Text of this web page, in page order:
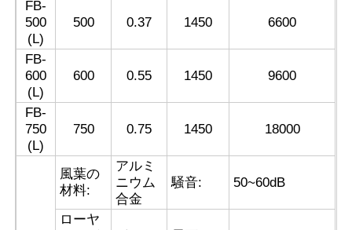
FB-
500
(L)
500 0.37 1450 6600
FB-
600
(L)
600 0.55 1450 9600
FB-
750
(L)
750 0.75 1450 18000
風葉の
材料:
アルミ
ニウム
合金
騒音: 50~60dB
ローヤ